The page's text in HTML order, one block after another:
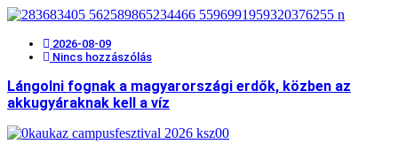
2026-08-09
Nincs hozzászólás
Lángolni fognak a magyarországi erdők, közben az
akkugyáraknak kell a víz